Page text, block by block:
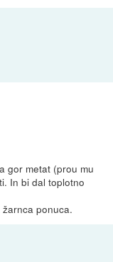
gor metat (prou mu
In bi dal toplotno
ponuca.